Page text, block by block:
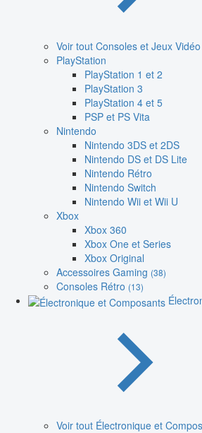
Voir tout Consoles et Jeux Vidéo
PlayStation
PlayStation 1 et 2
PlayStation 3
PlayStation 4 et 5
PSP et PS Vita
Nintendo
Nintendo 3DS et 2DS
Nintendo DS et DS Lite
Nintendo Rétro
Nintendo Switch
Nintendo Wii et Wii U
Xbox
Xbox 360
Xbox One et Series
Xbox Original
Accessoires Gaming (38)
Consoles Rétro (13)
Voir tout Électronique et